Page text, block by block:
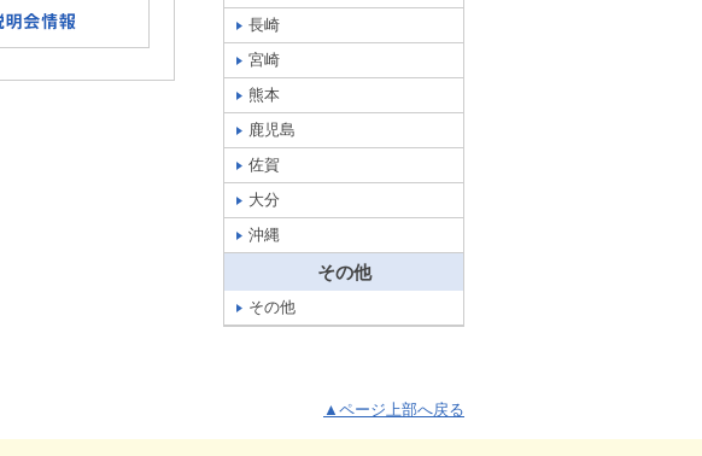
長崎
宮崎
熊本
鹿児島
佐賀
大分
沖縄
その他
その他
▲ページ上部へ戻る